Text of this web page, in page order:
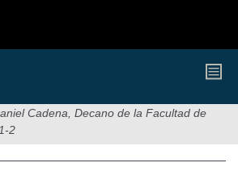
Cadena, Decano de la Facultad de
2